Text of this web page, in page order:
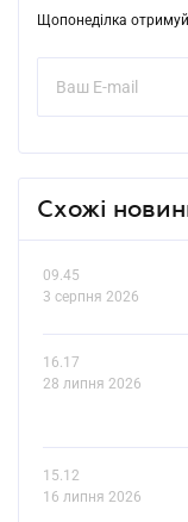
Щопонеділка
Схожі
09.45
3 серпня 2026
16.17
28 липня 2026
15.12
16 липня 2026